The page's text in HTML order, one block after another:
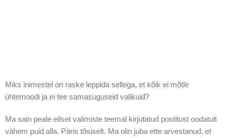
Miks inimestel on raske leppida sellega, et kõik ei mõtle
ühtemoodi ja ei tee samasuguseid valikuid?
Ma sain peale eilset valimiste teemal kirjutatud postitust oodatult
vähem puid alla. Päris tõsiselt. Ma olin juba ette arvestanud, et